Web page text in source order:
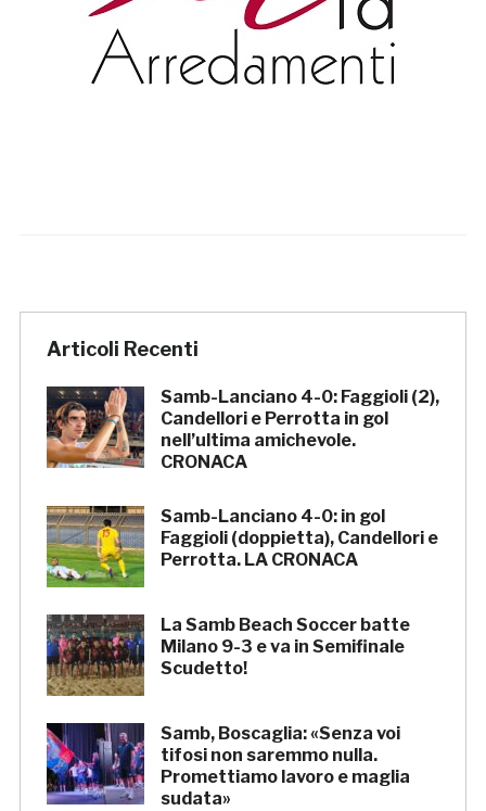
Articoli Recenti
Samb-Lanciano 4-0: Faggioli (2),
Candellori e Perrotta in gol
nell’ultima amichevole.
CRONACA
Samb-Lanciano 4-0: in gol
Faggioli (doppietta), Candellori e
Perrotta. LA CRONACA
La Samb Beach Soccer batte
Milano 9-3 e va in Semifinale
Scudetto!
Samb, Boscaglia: «Senza voi
tifosi non saremmo nulla.
Promettiamo lavoro e maglia
sudata»